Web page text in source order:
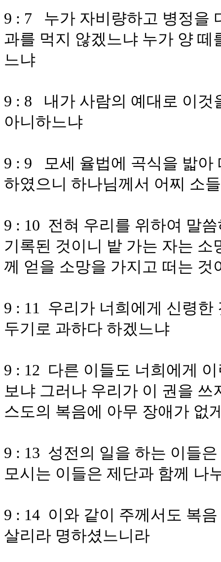
9 : 7 누가 자비량하고 병정을
과를 먹지 않겠느냐 누가 양
느냐
9 : 8 내가 사람의 예대로 이것
아니하느냐
9 : 9 모세 율법에 곡식을 밟아
하였으니 하나님께서 어찌 소
9 : 10 전혀 우리를 위하여 말
기록된 것이니 밭 가는 자는
께 얻을 소망을 가지고 떠는 것
9 : 11 우리가 너희에게 신령
두기로 과하다 하겠느냐
9 : 12 다른 이들도 너희에게
보냐 그러나 우리가 이 권을
스도의 복음에 아무 장애가 없
9 : 13 성전의 일을 하는 이들
모시는 이들은 제단과 함께 나
9 : 14 이와 같이 주께서도 복
살리라 명하셨느니라